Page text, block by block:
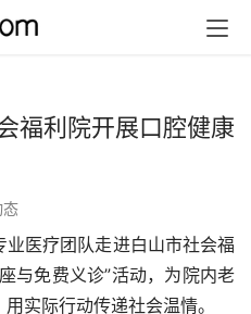
福利院开展口腔健康
态
医疗团队走进白山市社会福
与免费义诊”活动，为院内老
实际行动传递社会温情。